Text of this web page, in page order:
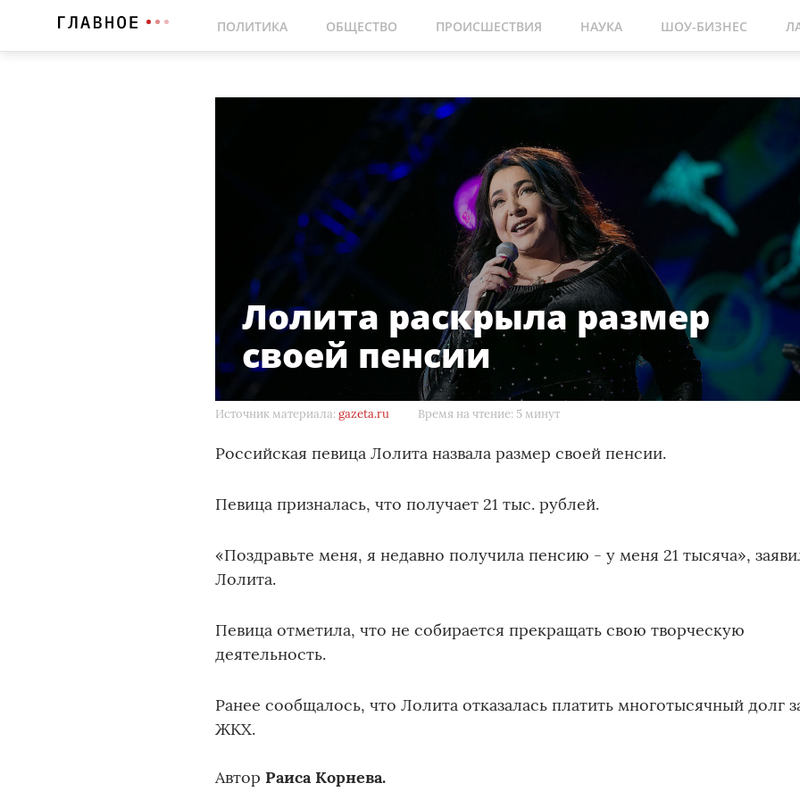
ПОЛИТИКА ОБЩЕСТВО ПРОИСШЕСТВИЯ НАУКА ШОУ-БИЗНЕС
Лолита раскрыла размер
своей пенсии
Источник материала:gazeta.ru Время на чтение: 5 минут
Российская певица Лолита назвала размер своей пенсии.
Певица призналась, что получает 21 тыс. рублей.
«Поздравьте меня, я недавно получила пенсию - у меня 21 тысяча»,
Лолита.
Певица отметила, что не собирается прекращать свою творческую
деятельность.
Ранее сообщалось, что Лолита отказалась платить многотысячный долг
ЖКХ.
Автор Раиса Корнева.